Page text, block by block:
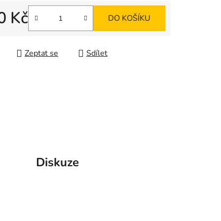
Kč DO KOŠÍKU
Zeptat se Sdílet
Diskuze